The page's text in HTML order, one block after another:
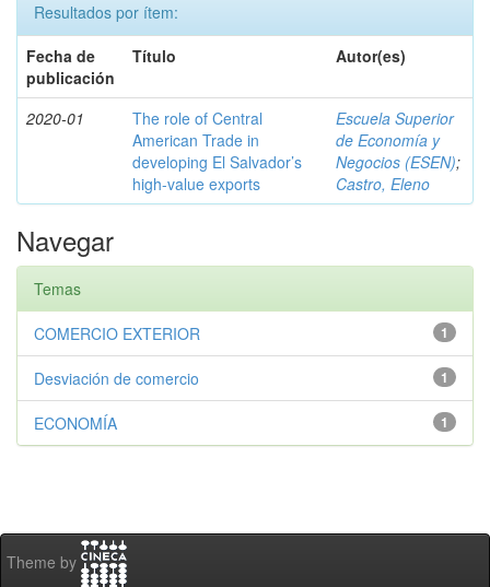
Resultados por ítem:
Fecha de
publicación
Título Autor(es)
2020-01
The role of Central
American Trade in
developing El Salvador’s
high-value exports
Escuela Superior
de Economía y
Negocios (ESEN);
Castro, Eleno
Navegar
Temas
1
COMERCIO EXTERIOR
1
Desviación de comercio
1
ECONOMÍA
Theme by